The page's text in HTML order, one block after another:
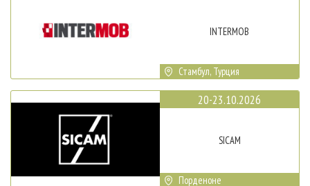
INTERMOB
Стамбул, Турция
20-23.10.2026
SICAM
Порденоне